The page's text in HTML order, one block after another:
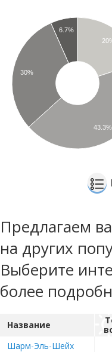
6.7%
30%
43.3%
Предлагаем
на других
Выберите
более
Название
Шарм-Эль-Шейх